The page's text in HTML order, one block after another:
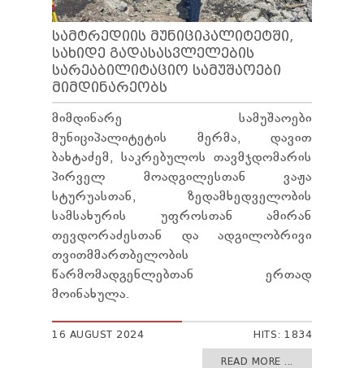
ᲡᲐᲛᲢᲠᲔᲓᲘᲘᲡ ᲛᲣᲜᲘᲪᲘᲞᲐᲚᲘᲢᲔᲢᲨᲘ,
ᲡᲐᲮᲘᲓᲔ ᲒᲐᲓᲐᲡᲐᲡᲕᲚᲔᲚᲔᲑᲘᲡ
ᲡᲐᲠᲔᲐᲑᲘᲚᲘᲢᲐᲪᲘᲝ ᲡᲐᲛᲣᲨᲐᲝᲔᲑᲘ
ᲛᲘᲛᲓᲘᲜᲐᲠᲔᲝᲑᲡ
მიმდინარე სამუშაოები
მუნიციპალიტეტის მერმა, დავით
ბახტაძემ, საკრებულოს თავმჯდომარის
პირველ მოადგილესთან ვაჟა
სტურუასთან, ზედამხედველობის
სამსახურის უფროსთან ამირან
თევდორაძესთან და ადგილობრივი
თვითმმართბელობის
წარმომადგენლებთან ერთად
მოინახულა.
16 AUGUST 2024 HITS: 1834
READ MORE ...